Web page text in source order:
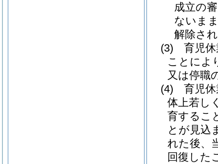
成立の
ないま
解除さ
(3)
育児
ことによ
又は停職
(4)
育児
体上若し
育するこ
とが見込
れた後、
回復した